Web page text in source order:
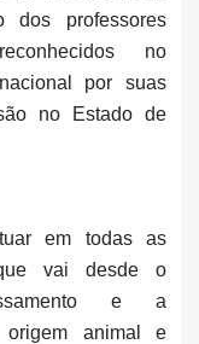
dos professores
no
por suas
no Estado de
em todas as
vai desde o
e a
origem animal e